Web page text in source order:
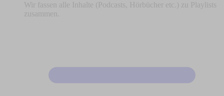
Wir fassen alle Inhalte (Podcasts, Hörbücher etc.) zu Playlists
zusammen.